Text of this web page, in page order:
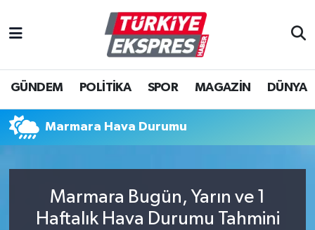
GÜNDEM POLİTİKA SPOR MAGAZİN DÜNYA
Marmara Hava Durumu
Marmara Bugün, Yarın ve 1
Haftalık Hava Durumu Tahmini
İstanbul Nöbetçi Eczaneler
İstanbul Hava Durumu
İstanbul Namaz Vakitleri
Süper Lig Puan Durumu ve Fikstür